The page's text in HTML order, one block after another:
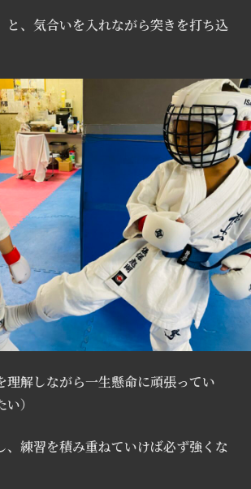
と、気合いを入れながら突きを打ち込
理解しながら一生懸命に頑張ってい
）
、練習を積み重ねていけば必ず強くな